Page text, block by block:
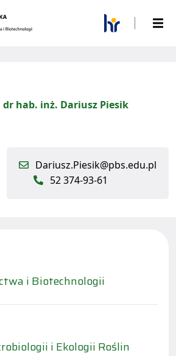
dr hab. inż. Dariusz Piesik
Dariusz.Piesik@pbs.edu.pl
52 374-93-61
i Biotechnologii
i Ekologii Roślin